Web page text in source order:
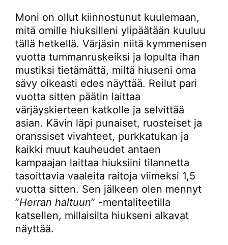
Moni on ollut kiinnostunut kuulemaan,
mitä omille hiuksilleni ylipäätään kuuluu
tällä hetkellä. Värjäsin niitä kymmenisen
vuotta tummanruskeiksi ja lopulta ihan
mustiksi tietämättä, miltä hiuseni oma
sävy oikeasti edes näyttää. Reilut pari
vuotta sitten päätin laittaa
värjäyskierteen katkolle ja selvittää
asian. Kävin läpi punaiset, ruosteiset ja
oranssiset vivahteet, purkkatukan ja
kaikki muut kauheudet antaen
kampaajan laittaa hiuksiini tilannetta
tasoittavia vaaleita raitoja viimeksi 1,5
vuotta sitten. Sen jälkeen olen mennyt
”Herran haltuun” -mentaliteetilla
katsellen, millaisilta hiukseni alkavat
näyttää.